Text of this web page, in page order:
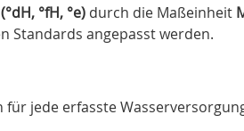
°fH, °e) durch die Maßeinheit
Standards angepasst werden.
jede erfasste